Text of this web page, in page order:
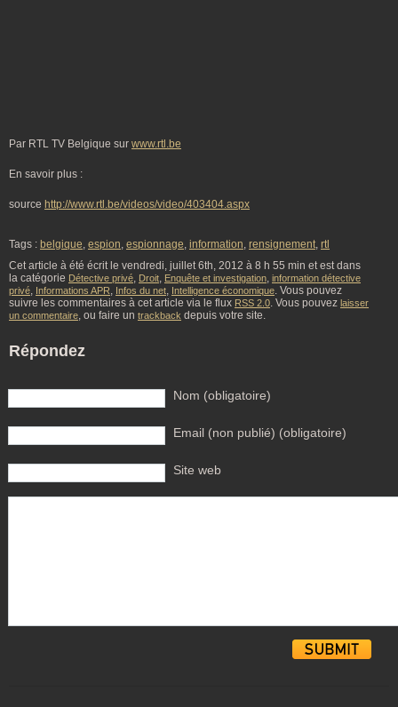
Par RTL TV Belgique sur www.rtl.be
En savoir plus :
source http://www.rtl.be/videos/video/403404.aspx
Tags : belgique, espion, espionnage, information, rensignement, rtl
Cet article à été écrit le vendredi, juillet 6th, 2012 à 8 h 55 min et est dans
la catégorie Détective privé, Droit, Enquête et investigation, information détective
privé, Informations APR, Infos du net, Intelligence économique. Vous pouvez
suivre les commentaires à cet article via le flux RSS 2.0. Vous pouvez laisser
un commentaire, ou faire un trackback depuis votre site.
Répondez
Nom (obligatoire)
Email (non publié) (obligatoire)
Site web